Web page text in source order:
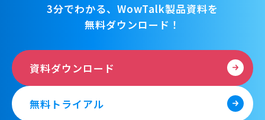
3分でわかる、WowTalk製品資料を
無料ダウンロード！
資料ダウンロード
無料トライアル